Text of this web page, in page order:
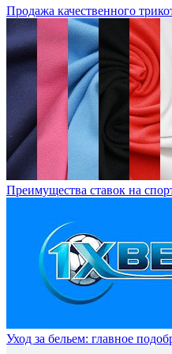
Продажа качественного
Преимущества ставок на
Уход за бельем: главное